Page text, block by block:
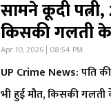
सामने कूदी
किसकी गलती के
Apr 10, 2026 | 08:54 PM
UP Crime News: पति
भी हुई मौत, किसकी गलती